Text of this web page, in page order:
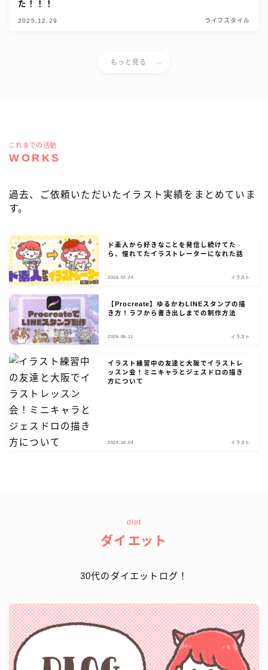
た！！！
2025.12.29 ライフスタイル
もっと見る
これまでの活動
WORKS
過去、ご依頼いただいたイラスト実績をまとめていま
す。
ド素人から好きなことを発信し続けてた
ら、憧れてたイラストレーターになれた話
2026.07.24 イラスト
【Procreate】ゆるかわLINEスタンプの描
き方！ラフから書き出しまでの制作方法
2026.06.11 イラスト
イラスト練習中の友達と大阪でイラストレ
ッスン会！ミニキャラとジェスドロの描き
方について
2024.10.04 イラスト
diet
ダイエット
30代のダイエットログ！